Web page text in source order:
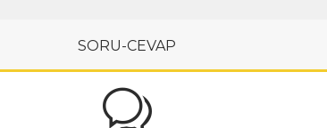
SORU-CEVAP